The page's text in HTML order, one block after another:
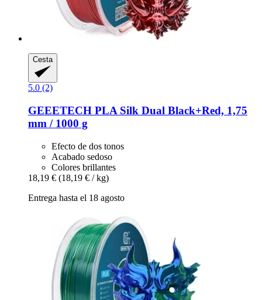
Cesta
5.0 (2)
GEEETECH PLA Silk Dual Black+Red, 1,75
mm / 1000 g
Efecto de dos tonos
Acabado sedoso
Colores brillantes
18,19 € (18,19 € / kg)
Entrega hasta el 18 agosto